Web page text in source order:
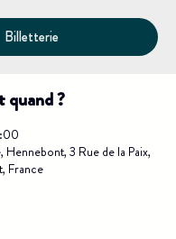
Billetterie
quand ?
Hennebont, 3 Rue de la Paix,
France